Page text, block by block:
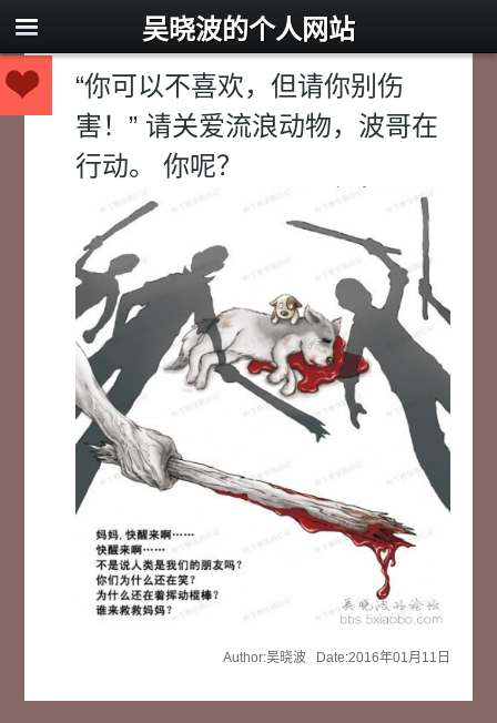
吴晓波的个人网站
“你可以不喜欢，但请你别伤
害！” 请关爱流浪动物，波哥在
行动。 你呢？
Author:吴晓波 Date:2016年01月11日